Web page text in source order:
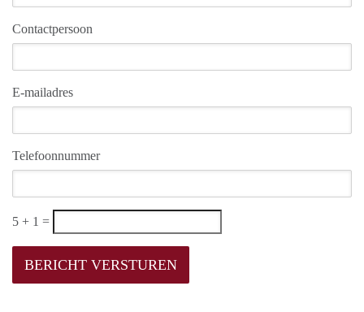
Contactpersoon
E-mailadres
Telefoonnummer
5 + 1 =